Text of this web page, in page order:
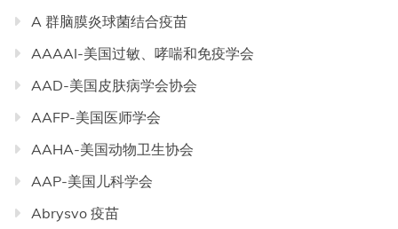
A 群脑膜炎球菌结合疫苗
AAAAI-美国过敏、哮喘和免疫学会
AAD-美国皮肤病学会协会
AAFP-美国医师学会
AAHA-美国动物卫生协会
AAP-美国儿科学会
Abrysvo 疫苗